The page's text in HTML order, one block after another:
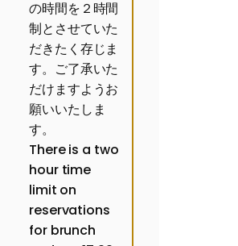
の時間を２時間
制とさせていた
だきたく存じま
す。ご了承いた
だけますようお
願いいたしま
す。
There is a two
hour time
limit on
reservations
for brunch